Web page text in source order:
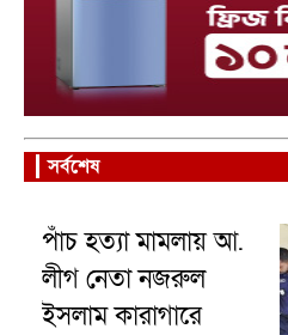
সর্বশেষ
পাঁচ হত্যা মামলায় আ.
লীগ নেতা নজরুল
ইসলাম কারাগারে